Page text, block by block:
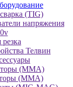
(TIG)
напряжения
Телвин
(MMA)
(MMA)